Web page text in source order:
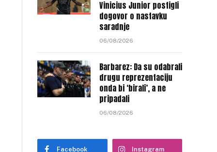
Vinicius Junior postigli
dogovor o nastavku
saradnje
06/08/2026
Barbarez: Da su odabrali
drugu reprezentaciju
onda bi ‘birali’, a ne
pripadali
06/08/2026
Facebook Instagram